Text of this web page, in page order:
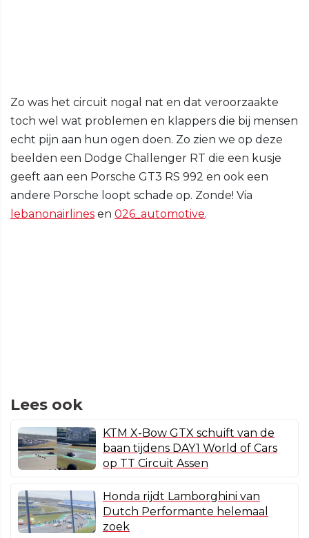
Zo was het circuit nogal nat en dat veroorzaakte
toch wel wat problemen en klappers die bij mensen
echt pijn aan hun ogen doen. Zo zien we op deze
beelden een Dodge Challenger RT die een kusje
geeft aan een Porsche GT3 RS 992 en ook een
andere Porsche loopt schade op. Zonde! Via
lebanonairlines en 026_automotive.
Lees ook
KTM X-Bow GTX schuift van de
baan tijdens DAY1 World of Cars
op TT Circuit Assen
Honda rijdt Lamborghini van
Dutch Performante helemaal
zoek